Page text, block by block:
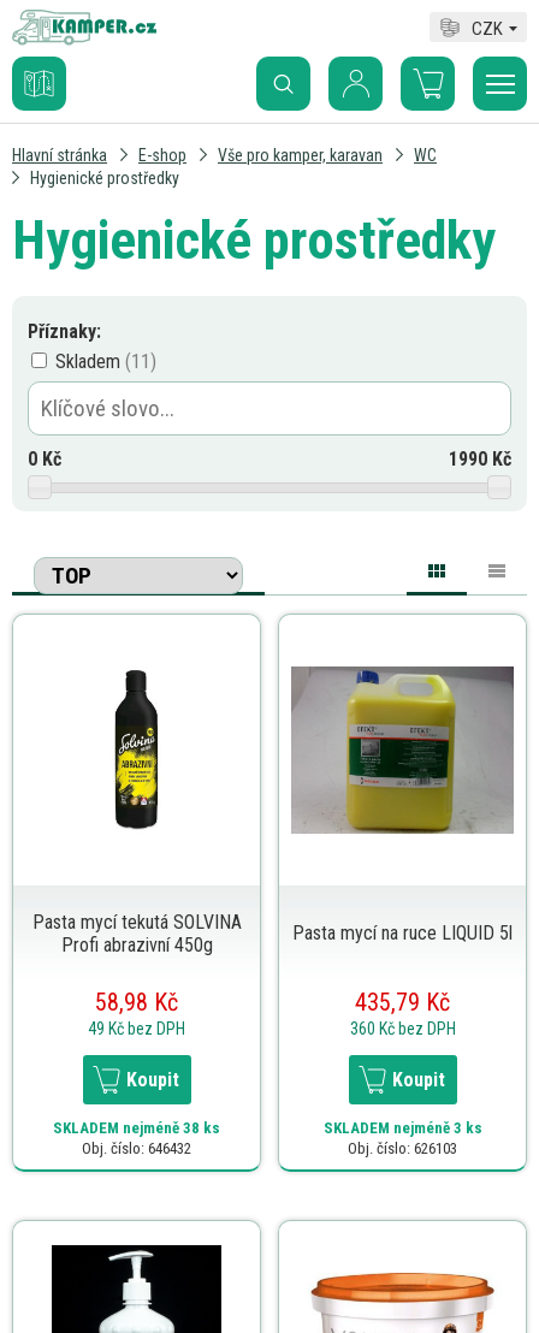
CZK
Hlavní stránka E-shop Vše pro kamper, karavan
WC
Hygienické prostředky
Hygienické prostředky
Příznaky:
Skladem
0 Kč 1990 Kč
Pasta mycí tekutá SOLVINA
Profi abrazivní 450g
58,98 Kč
49 Kč bez DPH
Koupit
SKLADEM nejméně 38 ks
Obj. číslo: 646432
Pasta mycí na ruce LIQUID 5l
435,79 Kč
360 Kč bez DPH
Koupit
SKLADEM nejméně 3 ks
Obj. číslo: 626103